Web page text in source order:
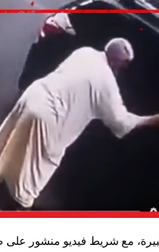
كبيرة، مع شريط فيديو منشور